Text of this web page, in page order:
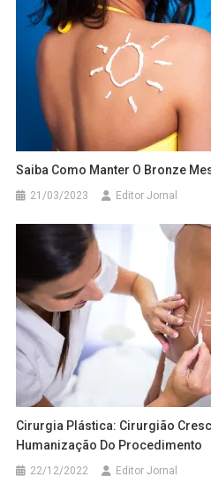
Saiba Como Manter O Bronze
21/03/2023 Editor Jornal
Cirurgia Plástica: Cirurgião
Humanização Do Procedimento
22/12/2022 Editor Jornal